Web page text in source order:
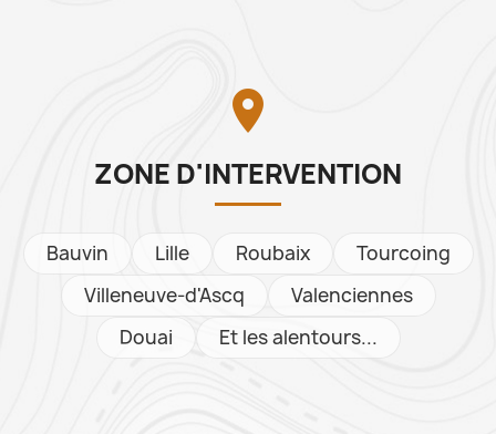

ZONE D'INTERVENTION
Bauvin Lille Roubaix
Tourcoing
Villeneuve-d'Ascq
Valenciennes
Douai
Et les alentours...